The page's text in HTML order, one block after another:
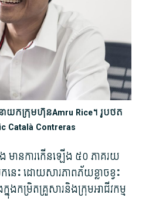
យក​ក្រុមហ៊ុនAmru Rice។ រូបថត
Català Contreras
ង មានការ​កើនឡើង ៥០ ភាគរយ
នេះ ដោយសារ​ភាព​ភ័យខ្លាច​ខ្វះ​
ង​កម្រិត​គ្រួសារ​និង​ក្រុម​អាជីវ​កម្ម​